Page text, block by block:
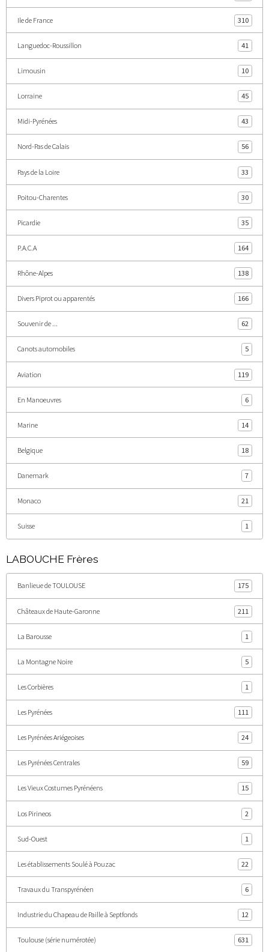
Ile de France 310
Languedoc-Roussillon 41
Limousin 10
Lorraine 45
Midi-Pyrénées 43
Nord-Pas de Calais 56
Pays de la Loire 33
Poitou-Charentes 30
Picardie 35
P.A.C.A 164
Rhône-Alpes 138
Divers Piprot ou apparentés 166
Souvenir de ... 62
Canots automobiles 5
Aviation 119
En Manoeuvres 6
Marine 14
Belgique 18
Danemark 7
Monaco 21
Suisse 1
LABOUCHE Frères
Banlieue de TOULOUSE 175
Châteaux de Haute-Garonne 211
La Barousse 1
La Montagne Noire 5
Les Corbières 1
Les Pyrénées 111
Les Pyrénées Ariégeoises 24
Les Pyrénées Centrales 59
Les Vieux Costumes Pyrénéens 15
Los Pirineos 2
Sud-Ouest 1
Les établissements Soulé à Pouzac 22
Travaux du Transpyrénéen 6
Industrie du Chapeau de Paille à Septfonds 12
Toulouse (série numérotée) 631